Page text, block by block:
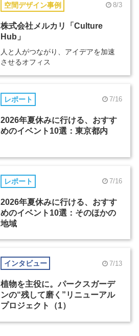
空間デザイン事例 8/3
株式会社メルカリ「Culture
Hub」
人と人がつながり、アイデアを加速
させるオフィス
レポート 7/16
2026年夏休みに行ける、おすす
めのイベント10選：東京都内
レポート 7/16
2026年夏休みに行ける、おすす
めのイベント10選：そのほかの
地域
インタビュー 7/13
植物を主役に。パークスガーデ
ンの“残して磨く”リニューアル
プロジェクト（1）